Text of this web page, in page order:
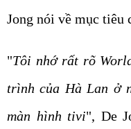
Jong nói về mục tiêu
"Tôi nhớ rất rõ
trình của Hà Lan ở
màn hình tivi", De